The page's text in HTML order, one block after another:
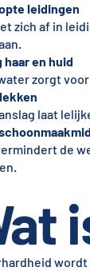
leidingen
zich af in
haar en huid
zorgt
laat
de
wordt